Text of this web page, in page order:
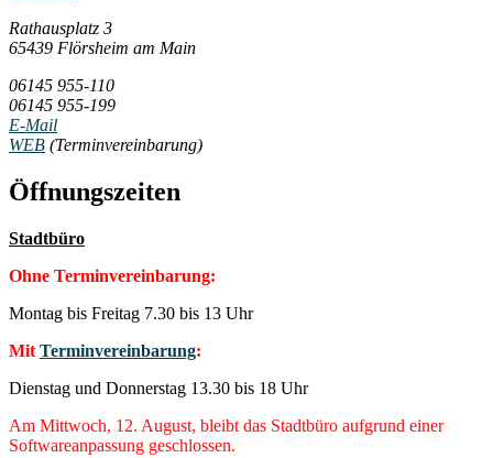
Rathausplatz 3
65439 Flörsheim am Main
06145 955-110
06145 955-199
E-Mail
WEB (Terminvereinbarung)
Öffnungszeiten
Stadtbüro
Ohne Terminvereinbarung:
Montag bis Freitag 7.30 bis 13 Uhr
Mit Terminvereinbarung:
Dienstag und Donnerstag 13.30 bis 18 Uhr
Am Mittwoch, 12. August, bleibt das Stadtbüro aufgrund einer
Softwareanpassung geschlossen.